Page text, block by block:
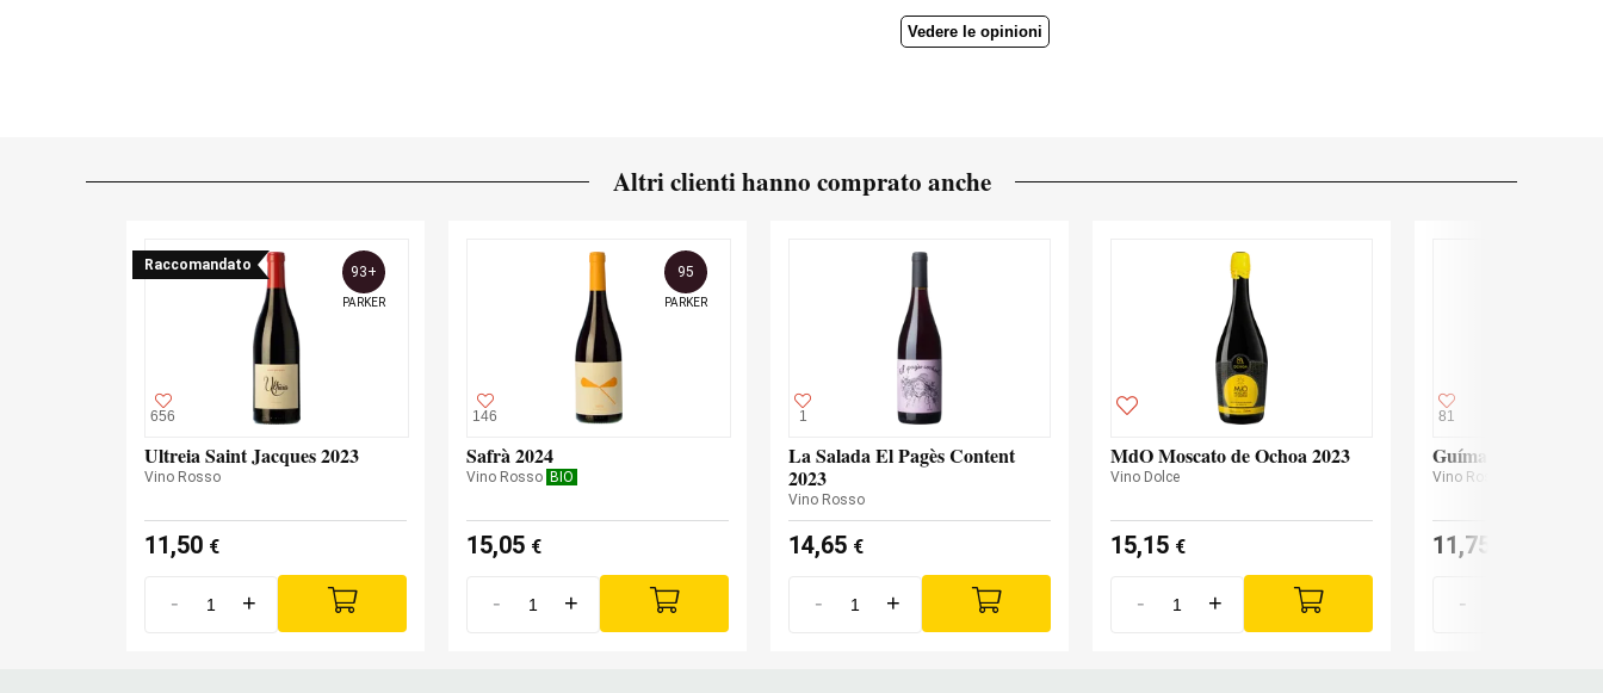
Vedere le opinioni
Altri clienti hanno comprato anche
Raccomandato
656
93+
PARKER
Ultreia Saint Jacques 2023
Vino Rosso
11,50 €
- +
146
95
PARKER
Safrà 2024
Vino Rosso BIO
15,05 €
- +
1
La Salada El Pagès Content
2023
Vino Rosso
14,65 €
- +
MdO Moscato de Ochoa 2023
Vino Dolce
15,15 €
- +
81
Guímaro 2025
Vino Rosso
11,75
-